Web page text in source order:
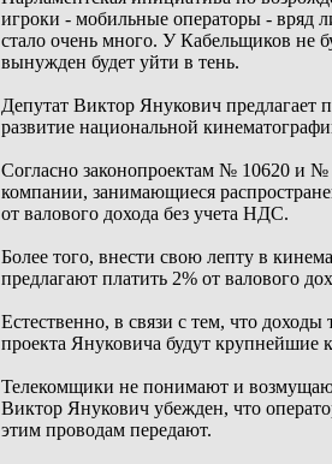
игроки - мобильные операторы - вряд
стало очень много. У Кабельщиков не
вынужден будет уйти в тень.
Депутат Виктор Янукович предлагает
развитие национальной
Согласно законопроектам № 10620 и №
компании, занимающиеся
от валового дохода без учета НДС.
Более того, внести свою лепту в
предлагают платить 2% от валового
Естественно, в связи с тем, что
проекта Януковича будут
Телекомщики не понимают и
Виктор Янукович убежден, что
этим проводам передают.